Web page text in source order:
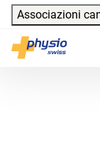
Header
Associazioni
Physioswiss